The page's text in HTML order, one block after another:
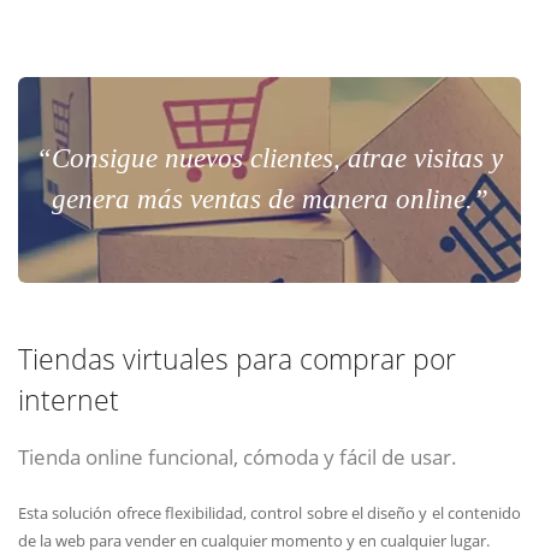
“Consigue nuevos clientes, atrae visitas y
genera más ventas de manera online.”
Tiendas virtuales para comprar por
internet
Tienda online funcional, cómoda y fácil de usar.
Esta solución ofrece flexibilidad, control sobre el diseño y el contenido
de la web para vender en cualquier momento y en cualquier lugar.